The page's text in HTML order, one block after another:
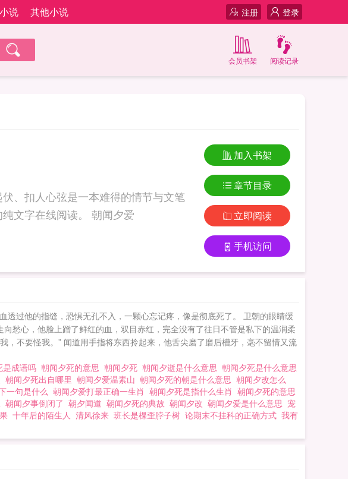
说 其他小说 登录
注册
阅读记录
会员书架
、扣人心弦是一本难得的情节与文笔
俱佳的好书，919言情小说免费提供朝闻夕爱全文无弹窗的纯文字在线阅读。 朝闻夕爱
加入书架
章节目录
立即阅读
手机访问
过他的指缝，恐惧无孔不入，一颗心忘记疼，像是彻底死了。 卫朝的眼睛缓
愁心，他脸上蹭了鲜红的血，双目赤红，完全没有了往日不管是私下的温润柔
，不要怪我。” 闻道用手指将东西拎起来，他舌尖磨了磨后槽牙，毫不留情又流
是成语吗 朝闻夕死的意思 朝闻夕死 朝闻夕逝是什么意思 朝闻夕死是什么意思
朝闻夕死出自哪里 朝闻夕爱温素山 朝闻夕死的朝是什么意思 朝闻夕改怎么
一句是什么 朝闻夕爱打最正确一生肖 朝闻夕死是指什么生肖 朝闻夕死的意思
朝闻夕事倒闭了 朝夕闻道 朝闻夕死的典故 朝闻夕改 朝闻夕爱是什么意思 宠
十年后的陌生人 清风徐来 班长是棵歪脖子树 论期末不挂科的正确方式 我有